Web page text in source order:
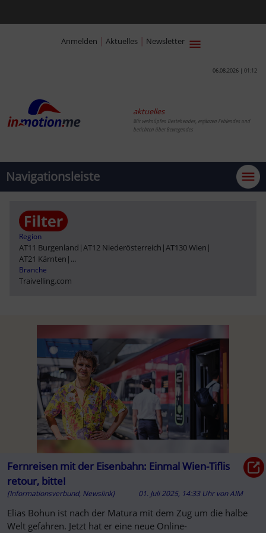
Anmelden | Aktuelles | Newsletter
06.08.2026 | 01:12
aktuelles
Wir verknüpfen Bestehendes, ergänzen Fehlendes und
berichten über Bewegendes
Navigationsleiste
Region
AT11 Burgenland |AT12 Niederösterreich |AT130 Wien |
AT21 Kärnten | ...
Branche
Traivelling.com
Fernreisen mit der Eisenbahn: Einmal Wien-Tiflis
retour, bitte!
[Informationsverbund, Newslink] 01. Juli 2025, 14:33 Uhr vonAIM
Elias Bohun ist nach der Matura mit dem Zug um die halbe
Welt gefahren. Jetzt hat er eine neue Online-